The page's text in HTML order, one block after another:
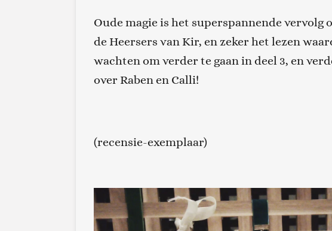
Oude magie is het superspannende vervolg
de Heersers van Kir, en zeker het lezen
wachten om verder te gaan in deel 3, en
over Rabenen Calli!
(recensie-exemplaar)